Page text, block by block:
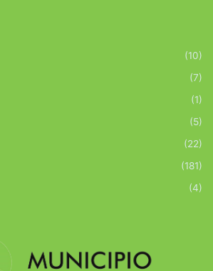
(10)
(7)
(1)
(5)
(22)
(181)
(4)